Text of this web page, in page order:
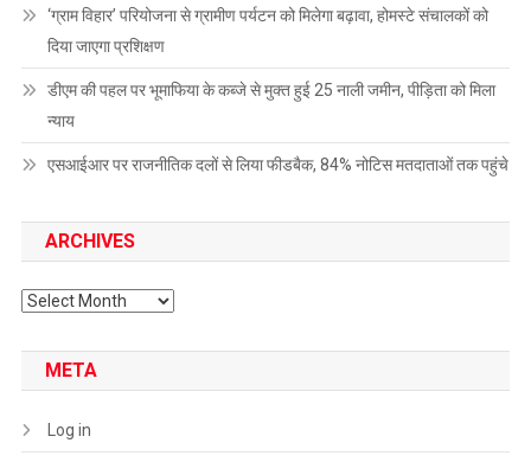
‘ग्राम विहार’ परियोजना से ग्रामीण पर्यटन को मिलेगा बढ़ावा, होमस्टे संचालकों को
दिया जाएगा प्रशिक्षण
डीएम की पहल पर भूमाफिया के कब्जे से मुक्त हुई 25 नाली जमीन, पीड़िता को मिला
न्याय
एसआईआर पर राजनीतिक दलों से लिया फीडबैक, 84% नोटिस मतदाताओं तक पहुंचे
ARCHIVES
Archives
META
Log in